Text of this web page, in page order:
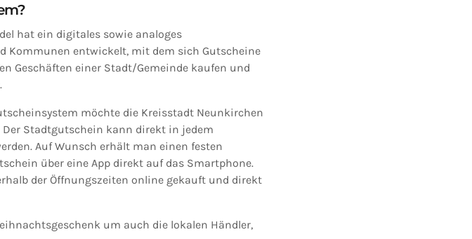
hat ein digitales sowie analoges
Kommunen entwickelt, mit dem sich Gutscheine
Geschäften einer Stadt/Gemeinde kaufen und
möchte die Kreisstadt Neunkirchen
Stadtgutschein kann direkt in jedem
Auf Wunsch erhält man einen festen
über eine App direkt auf das Smartphone.
der Öffnungszeiten online gekauft und direkt
um auch die lokalen Händler,